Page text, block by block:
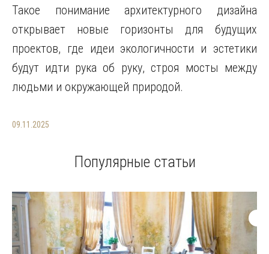
Такое понимание архитектурного дизайна
открывает новые горизонты для будущих
проектов, где идеи экологичности и эстетики
будут идти рука об руку, строя мосты между
людьми и окружающей природой.
09.11.2025
Популярные статьи